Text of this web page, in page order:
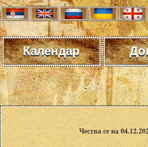
Календар
Чества се на